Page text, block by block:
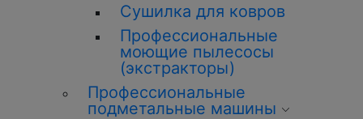
Сушилка для ковров
Профессиональные
моющие пылесосы
(экстракторы)
Профессиональные
подметальные машины